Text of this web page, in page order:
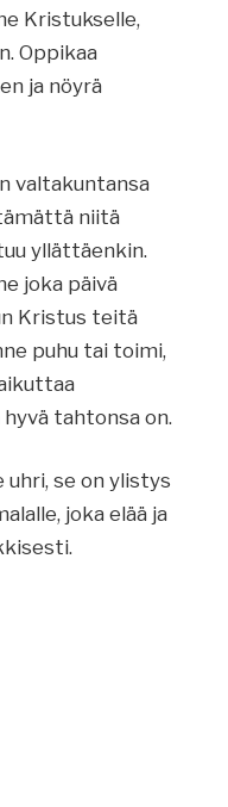
Kristukselle,
Oppikaa
ja nöyrä
valtakuntansa
niitä
yllättäenkin.
joka päivä
Kristus teitä
puhu tai toimi,
tahtonsa on.
uhri, se on ylistys
joka elää ja